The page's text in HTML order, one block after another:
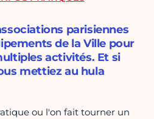
parisiennes
de la Ville pour
activités. Et si
mettiez au hula
ou l'on fait tourner un